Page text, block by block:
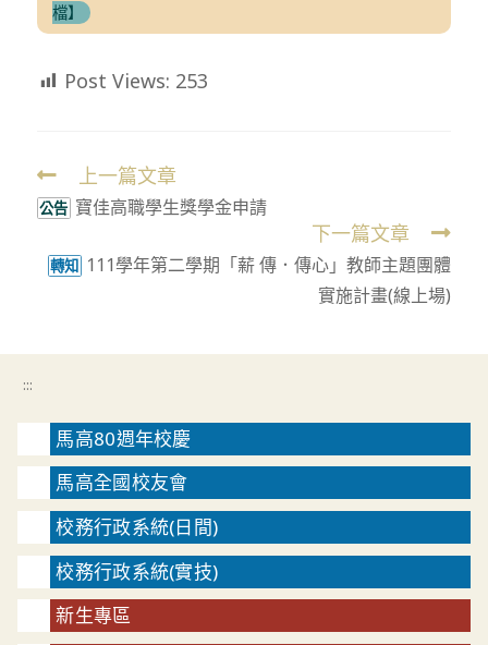
檔】
Post Views: 253
Read
more
上一篇文章
公告 寶佳高職學生獎學金申請
下一篇文章
轉知 111學年第二學期「薪 傳．傳心」教師主題團體
實施計畫(線上場)
:::
馬高80週年校慶
馬高全國校友會
校務行政系統(日間)
校務行政系統(實技)
新生專區